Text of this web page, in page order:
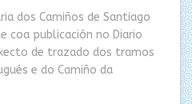
dos Camiños de Santiago
coa publicación no Diario
de trazado dos tramos
e do Camiño da